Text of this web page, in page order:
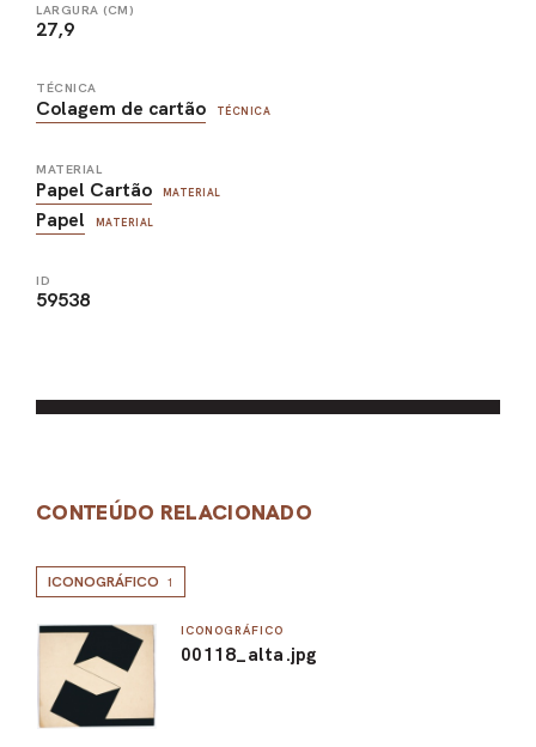
LARGURA (CM)
27,9
TÉCNICA
Colagem de cartão TÉCNICA
MATERIAL
Papel Cartão MATERIAL
Papel MATERIAL
ID
59538
CONTEÚDO RELACIONADO
ICONOGRÁFICO 1
ICONOGRÁFICO
00118_alta.jpg